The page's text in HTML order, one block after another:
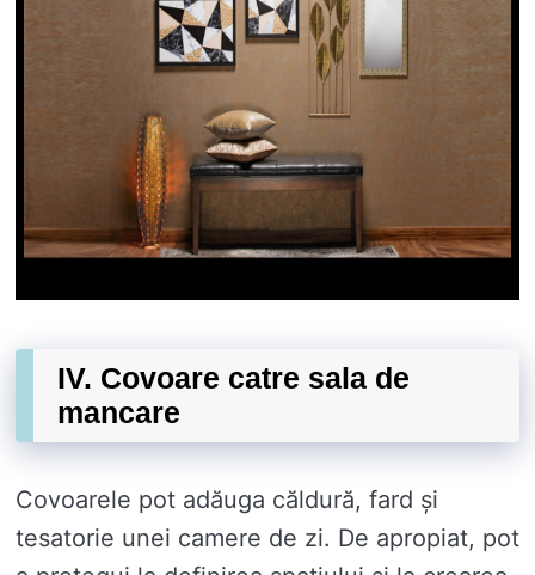
IV. Covoare catre sala de
mancare
Covoarele pot adăuga căldură, fard și
tesatorie unei camere de zi. De apropiat, pot